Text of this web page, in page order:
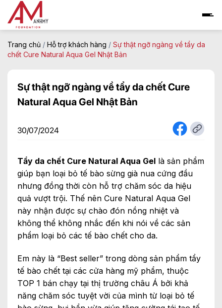
content
Trang chủ / Hỗ trợ khách hàng / Sự thật ngỡ ngàng về tẩy da
chết Cure Natural Aqua Gel Nhật Bản
Sự thật ngỡ ngàng về tẩy da chết Cure
Natural Aqua Gel Nhật Bản
30/07/2024
Tẩy da chết Cure Natural Aqua Gel là sản phẩm
giúp bạn loại bỏ tế bào sừng già nua cứng đầu
nhưng đồng thời còn hỗ trợ chăm sóc da hiệu
quả vượt trội. Thế nên Cure Natural Aqua Gel
này nhận được sự chào đón nồng nhiệt và
không thể không nhắc đến khi nói về các sản
phẩm loại bỏ các tế bào chết cho da.
Em này là “Best seller” trong dòng sản phẩm tẩy
tế bào chết tại các cửa hàng mỹ phẩm, thuộc
TOP 1 bán chạy tại thị trường châu Á bởi khả
năng chăm sóc tuyệt vời của mình từ loại bỏ tế